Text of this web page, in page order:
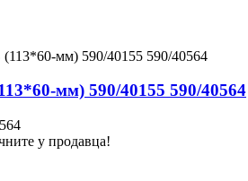
мм) 590/40155 590/40564
у продавца!